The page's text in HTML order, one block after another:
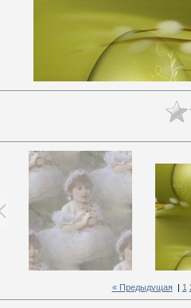
« Предыдущая| 1